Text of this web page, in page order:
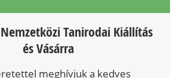
Tanirodai Kiállítás
és Vásárra
meghívjuk a kedves